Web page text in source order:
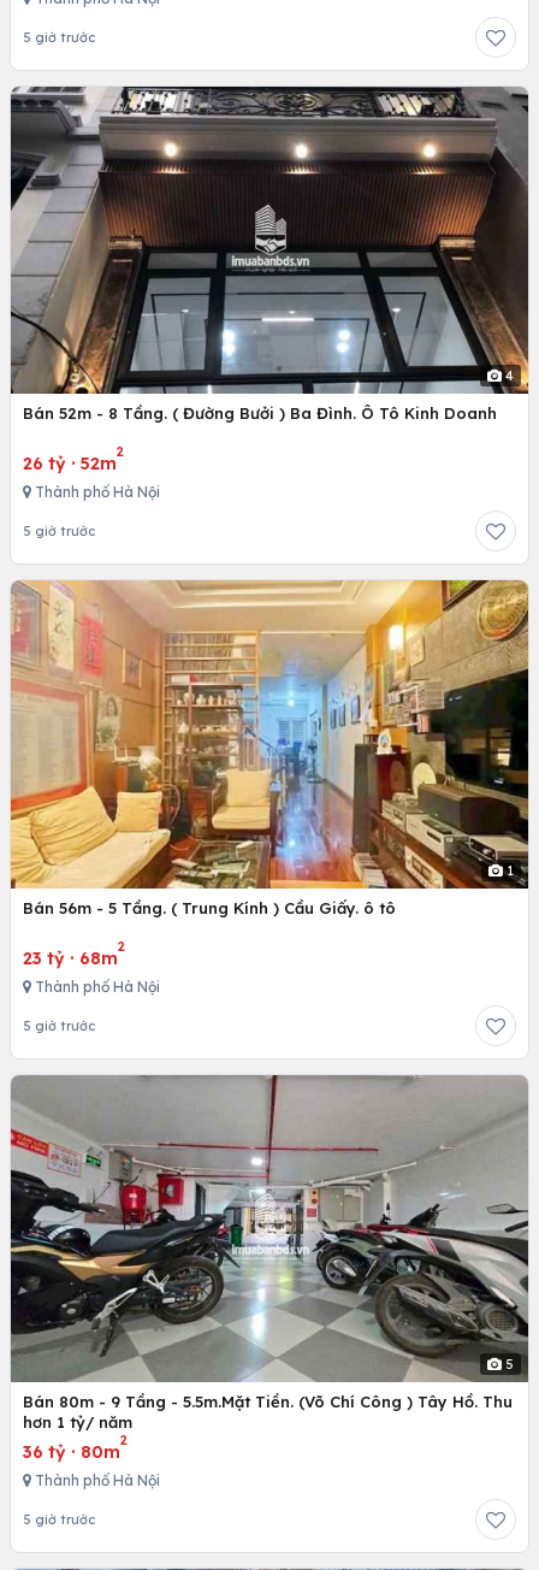
5 giờ trước
4
Bán 52m - 8 Tầng. ( Đường Bưởi ) Ba Đình. Ô Tô Kinh Doanh
26 tỷ · 52m
2
Thành phố Hà Nội
5 giờ trước
1
Bán 56m - 5 Tầng. ( Trung Kính ) Cầu Giấy. ô tô
23 tỷ · 68m
2
Thành phố Hà Nội
5 giờ trước
5
Bán 80m - 9 Tầng - 5.5m.Mặt Tiền. (Võ Chí Công ) Tây Hồ. Thu
hơn 1 tỷ/ năm
36 tỷ · 80m
2
Thành phố Hà Nội
5 giờ trước